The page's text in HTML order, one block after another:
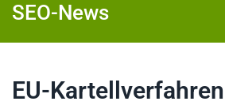
SEO-News
EU-